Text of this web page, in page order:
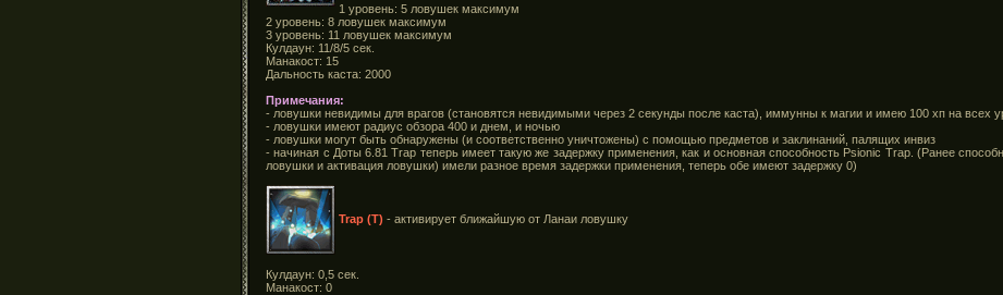
1 уровень: 5 ловушек максимум
2 уровень: 8 ловушек максимум
3 уровень: 11 ловушек максимум
Кулдаун: 11/8/5 сек.
Манакост: 15
Дальность каста: 2000
Примечания:
- ловушки невидимы для врагов (становятся невидимыми через 2 секунды после каста), иммунны к магии и имею 100 хп на всех
- ловушки имеют радиус обзора 400 и днем, и ночью
- ловушки могут быть обнаружены (и соответственно уничтожены) с помощью предметов и заклинаний, палящих инвиз
- начиная с Доты 6.81 Trap теперь имеет такую же задержку применения, как и основная способность Psionic Trap. (Ранее
ловушки и активация ловушки) имели разное время задержки применения, теперь обе имеют задержку 0)
Trap (T) - активирует ближайшую от Ланаи ловушку
Кулдаун: 0,5 сек.
Манакост: 0